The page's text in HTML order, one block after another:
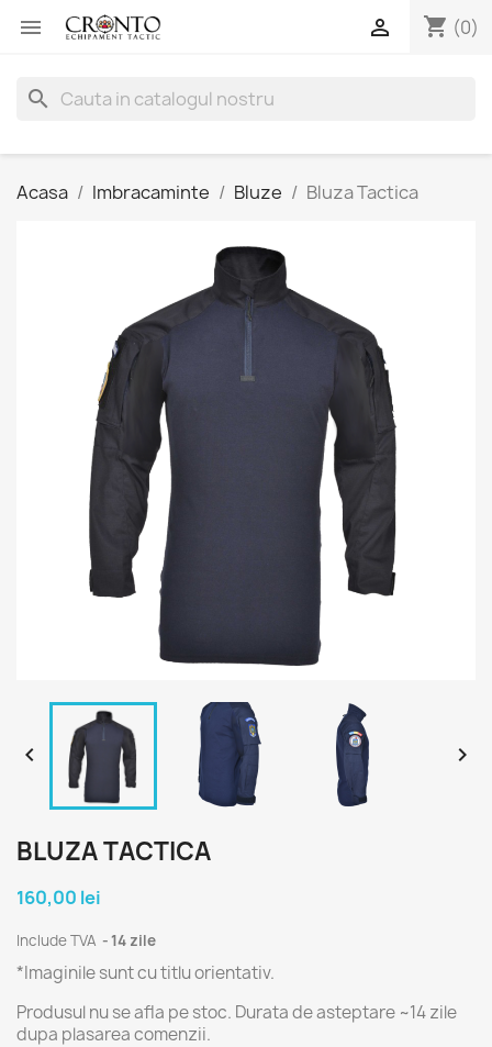
 shopping_cart (0)

search
Acasa Imbracaminte Bluze Bluza Tactica
 
BLUZA TACTICA
160,00 lei
Include TVA 14 zile
*Imaginile sunt cu titlu orientativ.
Produsul nu se afla pe stoc. Durata de asteptare ~14 zile
dupa plasarea comenzii.